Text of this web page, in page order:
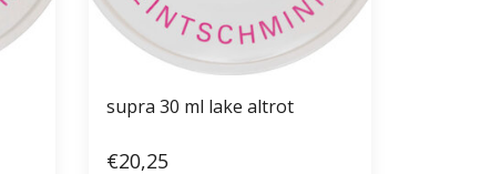
supra 30 ml lake altrot
€20,25